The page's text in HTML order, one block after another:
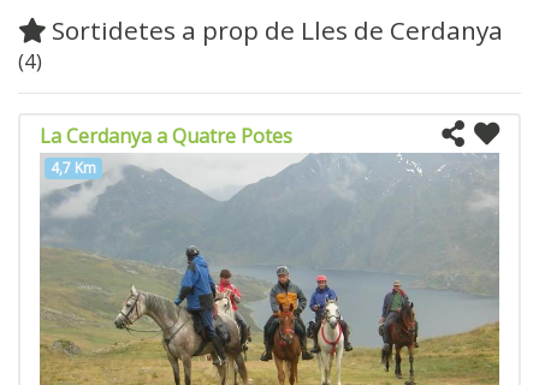
Sortidetes a prop de Lles de Cerdanya
(4)
La Cerdanya a Quatre Potes
4,7 Km